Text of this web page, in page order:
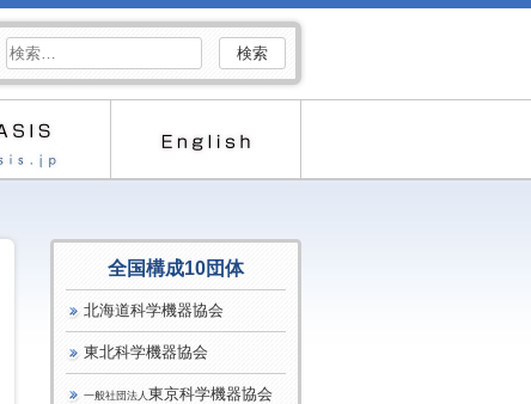
索:
全国構成10団体
北海道科学機器協会
東北科学機器協会
一般社団法人 東京科学機器協会